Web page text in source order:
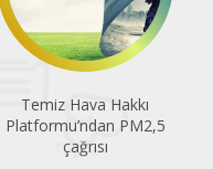
Sıcaklık arttıkça klimaya da
ihtiyaç artıyor